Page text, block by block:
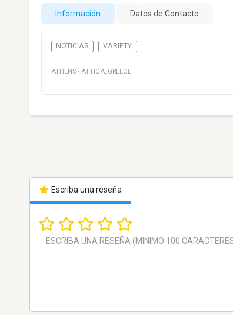
Información Datos de Contacto
NOTICIAS VARIETY
ATHENS · ATTICA, GREECE
Escriba una reseña